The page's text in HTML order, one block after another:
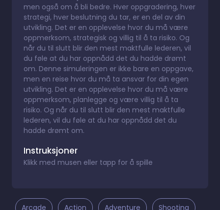
men også om å bli bedre. Hver oppgradering, hver
strategi, hver beslutning du tar, er en del av din
utvikling. Det er en opplevelse hvor du må være
oppmerksom, strategisk og villig til å ta risiko. Og
når du til slutt blir den mest maktfulle lederen, vil
du føle at du har oppnådd det du hadde drømt
om. Denne simuleringen er ikke bare en oppgave,
men en reise hvor du må ta ansvar for din egen
utvikling. Det er en opplevelse hvor du må være
oppmerksom, planlegge og være villig til å ta
risiko. Og når du til slutt blir den mest maktfulle
lederen, vil du føle at du har oppnådd det du
hadde drømt om.
Instruksjoner
Klikk med musen eller tapp for å spille
Arcade Action Adventure Shooting